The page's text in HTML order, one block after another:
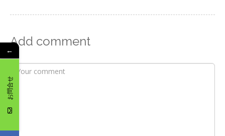
Add comment
←
お問合せ